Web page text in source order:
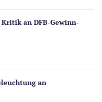
Kritik an DFB-Gewinn­
an